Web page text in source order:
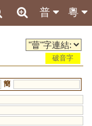
粵
普
破音字
簡